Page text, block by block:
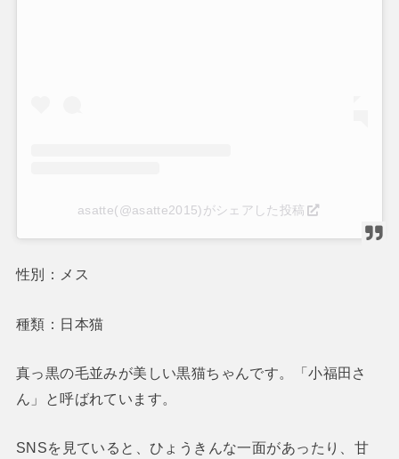
asatte(@asatte2015)がシェアした投稿
性別：メス
種類：日本猫
真っ黒の毛並みが美しい黒猫ちゃんです。「小福田さ
ん」と呼ばれています。
SNSを見ていると、ひょうきんな一面があったり、甘